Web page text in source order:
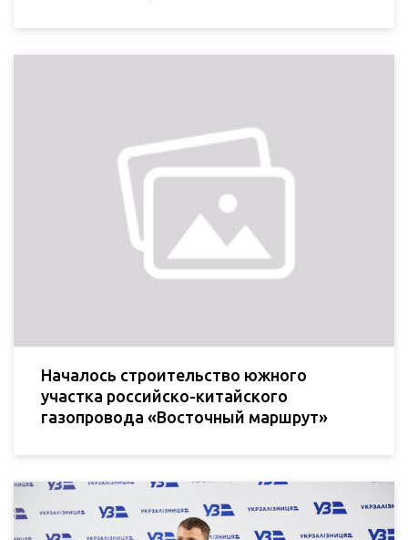
Началось строительство южного
участка российско-китайского
газопровода «Восточный маршрут»